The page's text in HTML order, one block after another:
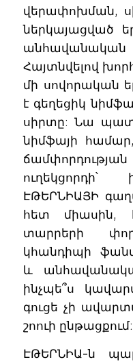
վերափոխման,
ներկայացված
անհավանական
Հայտնվելով
մի սովորական
է գեղեցիկ
սիրտը: Նա
նիմֆայի
ԷԹԵՐՆԻԱՅԻ
հետ միասին,
տարրերի
կհանդիպի
և
ինչպե՞ս
գուցե չի
շոուի ընթացքում:
ԷԹԵՐՆԻԱ-ն